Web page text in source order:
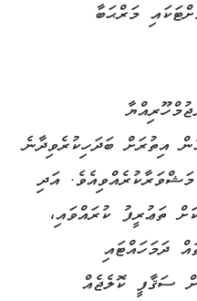
މަރްޙަބާ
އިތުރަށް ބަދަހިކުރެވިދާނެ
އަދި
ތަޢުރީފު ކުރައްވައި،
ދަމަހައްޓައި
ސަޤާފީ ކޮލެޖެއް